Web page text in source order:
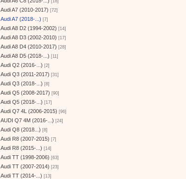
[18]
Audi A7 (2010-2017) [72]
Audi A7 (2018-...) [7]
Audi A8 D2 (1994-2002) [14]
Audi A8 D3 (2002-2010) [17]
Audi A8 D4 (2010-2017) [28]
Audi A8 D5 (2018-...) [11]
Audi Q2 (2016-...) [2]
Audi Q3 (2011-2017) [31]
Audi Q3 (2018-...) [8]
Audi Q5 (2008-2017) [90]
Audi Q5 (2018-...) [17]
Audi Q7 4L (2006-2015) [96]
AUDI Q7 4M (2016-...) [24]
Audi Q8 (2018...) [8]
Audi R8 (2007-2015) [7]
Audi R8 (2015-...) [14]
Audi TT (1998-2006) [63]
Audi TT (2007-2014) [23]
Audi TT (2014-...) [13]